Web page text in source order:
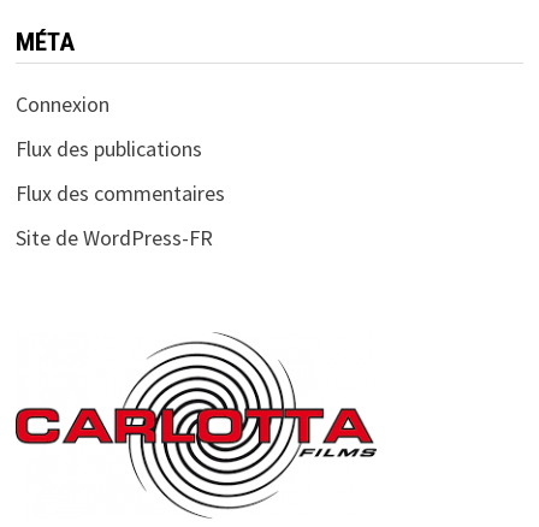
MÉTA
Connexion
Flux des publications
Flux des commentaires
Site de WordPress-FR